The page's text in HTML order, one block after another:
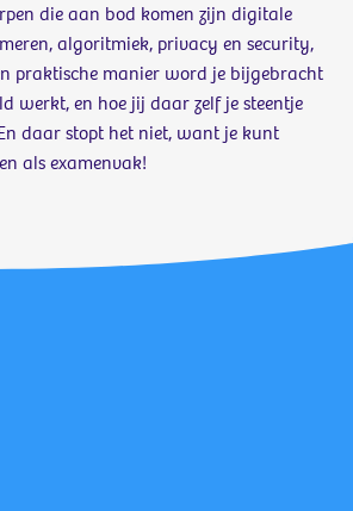
die aan bod komen zijn digitale
algoritmiek, privacy en security,
praktische manier word je bijgebracht
werkt, en hoe jij daar zelf je steentje
daar stopt het niet, want je kunt
als examenvak!